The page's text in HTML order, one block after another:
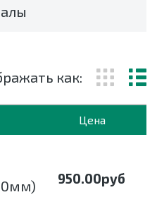
как:
Цена
950.00руб